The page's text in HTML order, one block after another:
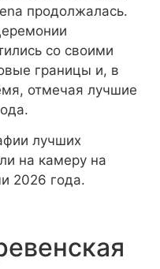
продолжалась.
со своими
границы и, в
отмечая лучшие
лучших
на камеру на
2026 года.